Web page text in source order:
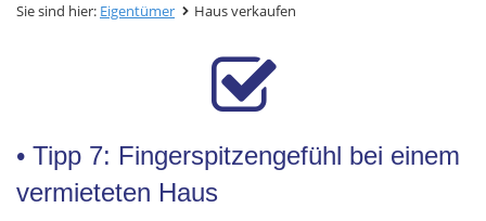
Sie sind hier: Eigentümer Haus verkaufen
• Tipp 7: Fingerspitzengefühl bei einem
vermieteten Haus